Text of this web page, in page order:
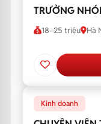
TRƯỞNG
18–25 triệu Hà
Kinh doanh